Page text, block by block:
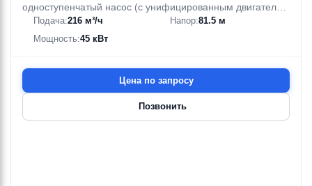
одноступенчатый насос (с унифицированным двигателем
и жесткой муфтой (EN 733)) из нержавеющей стали AISI
316
Подача:216 м³/ч Напор:81.5 м
Мощность:45 кВт
Цена по запросу
Позвонить